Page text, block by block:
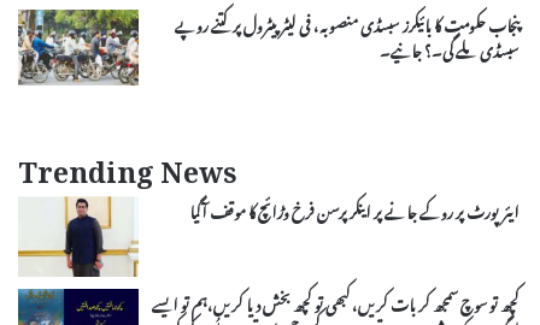
پنجاب حکومت کا بائیکرز سبسڈی منصوبہ، فی لیٹر پیٹرول پر کتنے روپے
سبسڈی ملے گی۔؟ جانیے۔
Trending News
ایئر پورٹ پر روکے جانے پر اینکر پرسن فرخ وڑائچ کا موقف آگیا
کچھ تو سوچ سمجھ کر بات کریں، کبھی تو کچھ بخش دیا کریں،ہم تو ایسے